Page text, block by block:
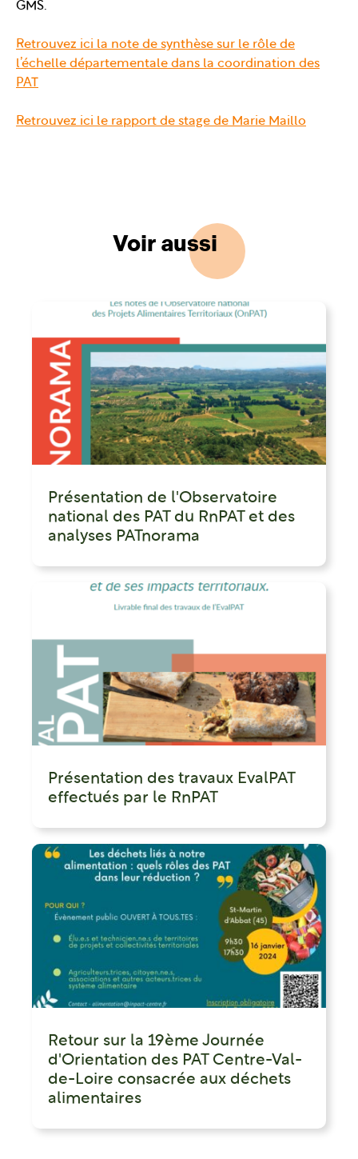
GMS.
Retrouvez ici la note de synthèse sur le rôle de
l’échelle départementale dans la coordination des
PAT
Retrouvez ici le rapport de stage de Marie Maillo
Voir aussi
Présentation de l'Observatoire
national des PAT du RnPAT et des
analyses PATnorama
Présentation des travaux EvalPAT
effectués par le RnPAT
Retour sur la 19ème Journée
d'Orientation des PAT Centre-Val-
de-Loire consacrée aux déchets
alimentaires